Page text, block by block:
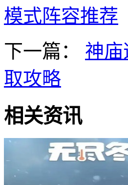
模式阵容推荐
下一篇：
神
取攻略
相关资讯